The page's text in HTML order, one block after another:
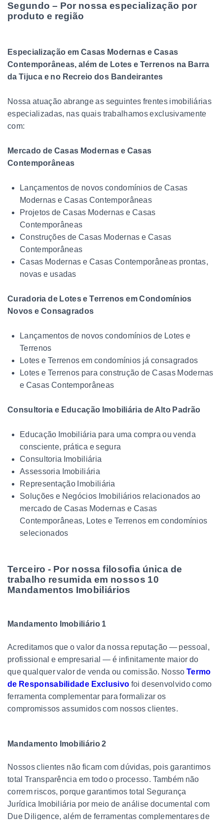
Segundo – Por nossa especialização por
produto e região
Especialização em Casas Modernas e Casas
Contemporâneas, além de Lotes e Terrenos na Barra
da Tijuca e no Recreio dos Bandeirantes
Nossa atuação abrange as seguintes frentes imobiliárias
especializadas, nas quais trabalhamos exclusivamente
com:
Mercado de Casas Modernas e Casas
Contemporâneas
Lançamentos de novos condomínios de Casas
Modernas e Casas Contemporâneas
Projetos de Casas Modernas e Casas
Contemporâneas
Construções de Casas Modernas e Casas
Contemporâneas
Casas Modernas e Casas Contemporâneas prontas,
novas e usadas
Curadoria de Lotes e Terrenos em Condomínios
Novos e Consagrados
Lançamentos de novos condomínios de Lotes e
Terrenos
Lotes e Terrenos em condomínios já consagrados
Lotes e Terrenos para construção de Casas Modernas
e Casas Contemporâneas
Consultoria e Educação Imobiliária de Alto Padrão
Educação Imobiliária para uma compra ou venda
consciente, prática e segura
Consultoria Imobiliária
Assessoria Imobiliária
Representação Imobiliária
Soluções e Negócios Imobiliários relacionados ao
mercado de Casas Modernas e Casas
Contemporâneas, Lotes e Terrenos em condomínios
selecionados
Terceiro - Por nossa filosofia única de
trabalho resumida em nossos 10
Mandamentos Imobiliários
Mandamento Imobiliário 1
Acreditamos que o valor da nossa reputação — pessoal,
profissional e empresarial — é infinitamente maior do
que qualquer valor de venda ou comissão. NossoTermo
de Responsabilidade Exclusivo foi desenvolvido como
ferramenta complementar para formalizar os
compromissos assumidos com nossos clientes.
Mandamento Imobiliário 2
Nossos clientes não ficam com dúvidas, pois garantimos
total Transparência em todo o processo. Também não
correm riscos, porque garantimos total Segurança
Jurídica Imobiliária por meio de análise documental com
Due Diligence, além de ferramentas complementares de